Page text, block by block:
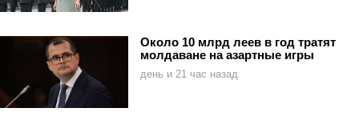
Около 10 млрд леев в год тратят
молдаване на азартные игры
день и 21 час назад